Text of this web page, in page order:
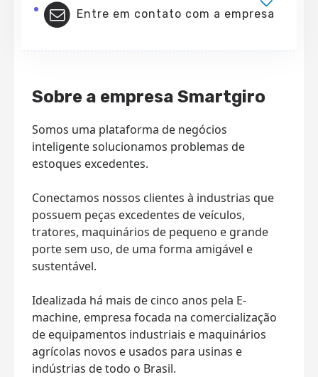
Entre em contato com a empresa
Sobre a empresa Smartgiro
Somos uma plataforma de negócios
inteligente solucionamos problemas de
estoques excedentes.
Conectamos nossos clientes à industrias que
possuem peças excedentes de veículos,
tratores, maquinários de pequeno e grande
porte sem uso, de uma forma amigável e
sustentável.
Idealizada há mais de cinco anos pela E-
machine, empresa focada na comercialização
de equipamentos industriais e maquinários
agrícolas novos e usados para usinas e
indústrias de todo o Brasil.